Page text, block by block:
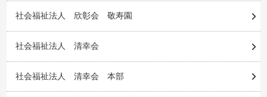
社会福祉法人 欣彰会 敬寿園
社会福祉法人 清幸会
社会福祉法人 清幸会 本部